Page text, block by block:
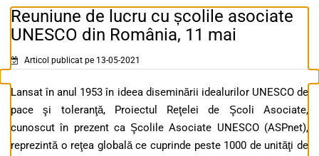
Reuniune de lucru cu școlile asociate
UNESCO din România, 11 mai
Articol publicat pe 13-05-2021
Lansat în anul 1953 în ideea diseminării idealurilor UNESCO de
pace şi toleranţă, Proiectul Reţelei de Şcoli Asociate,
cunoscut în prezent ca Şcolile Asociate UNESCO (ASPnet),
reprezintă o reţea globală ce cuprinde peste 1000 de unităţi de